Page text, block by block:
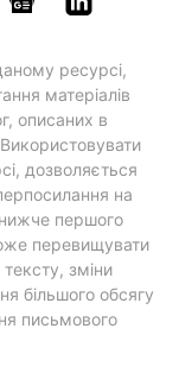
ресурсі,
матеріалів
описаних в
дозволяється
на
першого
перевищувати
тексту, зміни
більшого обсягу
письмового